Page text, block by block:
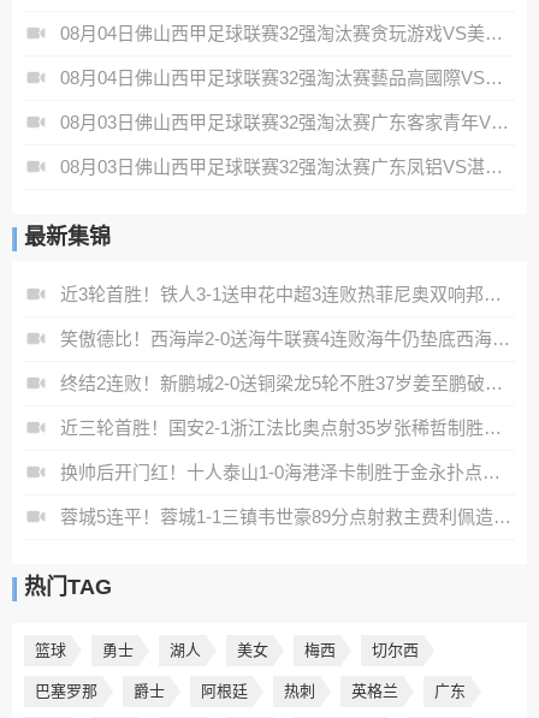
08月04日佛山西甲足球联赛32强淘汰赛贪玩游戏VS美的薪火全场录像
08月04日佛山西甲足球联赛32强淘汰赛藝品高國際VS湛江狂狼·粵辉能源全场录像
08月03日佛山西甲足球联赛32强淘汰赛广东客家青年VS广州英华思力U17全场录像
08月03日佛山西甲足球联赛32强淘汰赛广东凤铝VS湛江八部科技全场录像
最新集锦
近3轮首胜！铁人3-1送申花中超3连败热菲尼奥双响邦本宜裕传射
笑傲德比！西海岸2-0送海牛联赛4连败海牛仍垫底西海岸升至第二
终结2连败！新鹏城2-0送铜梁龙5轮不胜37岁姜至鹏破门韦斯利建功
近三轮首胜！国安2-1浙江法比奥点射35岁张稀哲制胜王钰栋送助攻
换帅后开门红！十人泰山1-0海港泽卡制胜于金永扑点海港三球被吹
蓉城5连平！蓉城1-1三镇韦世豪89分点射救主费利佩造点李昂破门
热门TAG
篮球 勇士 湖人 美女 梅西 切尔西
巴塞罗那 爵士 阿根廷 热刺 英格兰 广东